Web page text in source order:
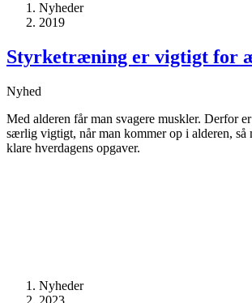
Nyheder
2019
Styrketræning er vigtigt for
Nyhed
Med alderen får man svagere muskler. Derfor
særlig vigtigt, når man kommer op i alderen,
klare hverdagens opgaver.
Nyheder